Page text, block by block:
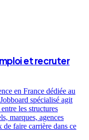
et recruter
en France dédiée au
spécialisé agit
les structures
marques, agences
de faire carrière dans ce